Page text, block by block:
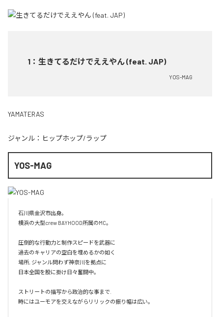
1 ： 生きてるだけでええやん (feat. JAP)
YOS-MAG
YAMATERAS
ジャンル： ヒップホップ/ラップ
YOS-MAG
石川県金沢市出身。
横浜の大型crew BAYHOOD所属のMC。
圧倒的な行動力と制作スピードを武器に
過去のキャリアの空白を埋めるかの如く
場所, ジャンル問わず神奈川を拠点に
日本全国を股に掛け日々奮闘中。
ストリートの描写から政治的な事まで.
時にはユーモアを交えながらリリックの振り幅は広い。